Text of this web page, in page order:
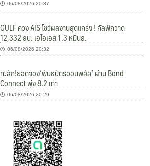
06/08/2026 20:37
GULF ควง AIS โชว์ผลงานสุดแกร่ง ! กัลฟ์กวาด
12,332 ลบ. เอไอเอส 1.3 หมื่นล.
06/08/2026 20:32
ทะลัก!ยอดจอง’พันธบัตรออมพลัส’ ผ่าน Bond
Connect พุ่ง 8.2 เท่า
06/08/2026 20:29